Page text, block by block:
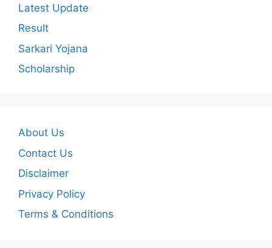
Latest Update
Result
Sarkari Yojana
Scholarship
About Us
Contact Us
Disclaimer
Privacy Policy
Terms & Conditions